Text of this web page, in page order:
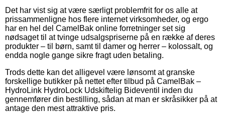
Det har vist sig at være særligt problemfrit for os alle at
prissammenligne hos flere internet virksomheder, og ergo
har en hel del CamelBak online forretninger set sig
nødsaget til at tvinge udsalgspriserne på en række af deres
produkter – til børn, samt til damer og herrer – kolossalt, og
endda nogle gange sikre fragt uden betaling.
Trods dette kan det alligevel være lønsomt at granske
forskellige butikker på nettet efter tilbud på CamelBak –
HydroLink HydroLock Udskiftelig Bideventil inden du
gennemfører din bestilling, sådan at man er skråsikker på at
antage den mest attraktive pris.